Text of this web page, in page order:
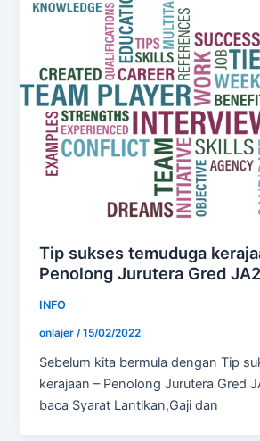
Tip sukses temuduga
Penolong Jurutera Gred
INFO
onlajer /15/02/2022
Sebelum kita bermula dengan Tip
kerajaan – Penolong Jurutera Gred
baca Syarat Lantikan,Gaji dan